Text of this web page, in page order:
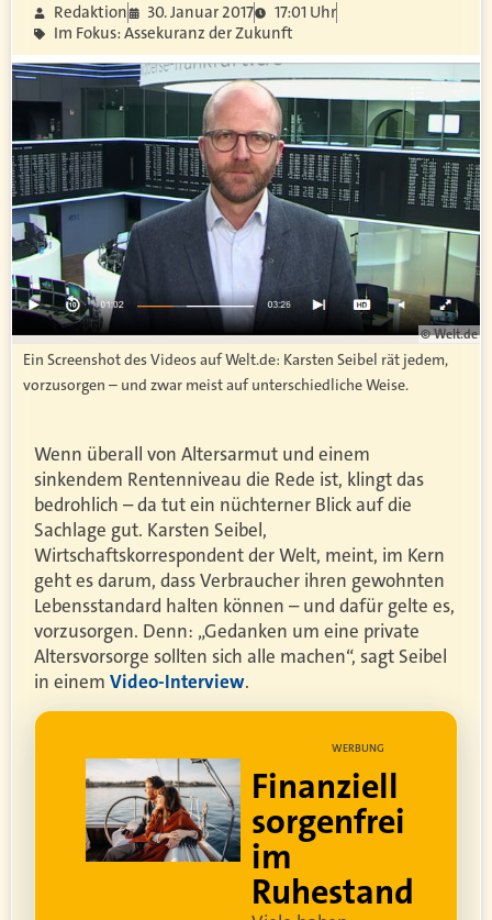
Redaktion 30. Januar 2017
17:01 Uhr
Im Fokus: Assekuranz der Zukunft
© Welt.de
Ein Screenshot des Videos auf Welt.de: Karsten Seibel rät jedem,
vorzusorgen – und zwar meist auf unterschiedliche Weise.
Wenn überall von Altersarmut und einem
sinkendem Rentenniveau die Rede ist, klingt das
bedrohlich – da tut ein nüchterner Blick auf die
Sachlage gut. Karsten Seibel,
Wirtschaftskorrespondent der Welt, meint, im Kern
geht es darum, dass Verbraucher ihren gewohnten
Lebensstandard halten können – und dafür gelte es,
vorzusorgen. Denn: „Gedanken um eine private
Altersvorsorge sollten sich alle machen“, sagt Seibel
in einem Video-Interview.
WERBUNG
Lebe dein
bestes Leben
Um sorgenfrei in den
Ruhestand zu blicken,
braucht esprofessionelle